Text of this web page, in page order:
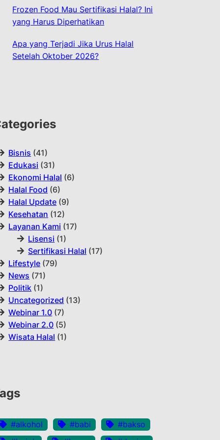
Frozen Food Mau Sertifikasi Halal? Ini
yang Harus Diperhatikan
Apa yang Terjadi Jika Urus Halal
Setelah Oktober 2026?
Bisnis (41)
Edukasi (31)
Ekonomi Halal (6)
Halal Food (6)
Halal Update (9)
Kesehatan (12)
Layanan Kami (17)
Lisensi (1)
Sertifikasi Halal (17)
Lifestyle (79)
News (71)
Politik (1)
Uncategorized (13)
Webinar 1.0 (7)
Webinar 2.0 (5)
Wisata Halal (1)
#alkohol #babi
#bakso